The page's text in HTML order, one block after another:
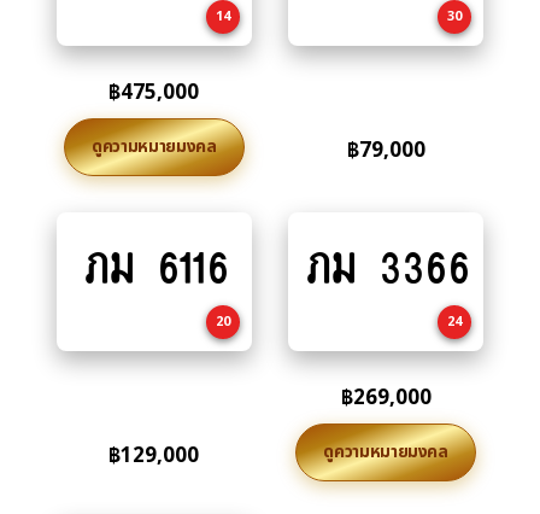
14
฿475,000
ดูความหมายมงคล
30
฿79,000
to
ภม 6116
20
฿129,000
to
ภม 3366
24
฿269,000
ดูความหมายมงคล